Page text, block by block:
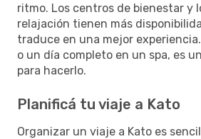
ritmo. Los centros de bienestar y
relajación tienen más
traduce en una mejor
o un día completo en un spa, es
para hacerlo.
Planificá tu viaje a Kato
Organizar un viaje a Kato es